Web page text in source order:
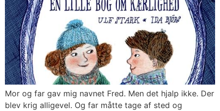
Mor og far gav mig navnet Fred. Men det hjalp ikke. Der
blev krig alligevel. Og far måtte tage af sted og